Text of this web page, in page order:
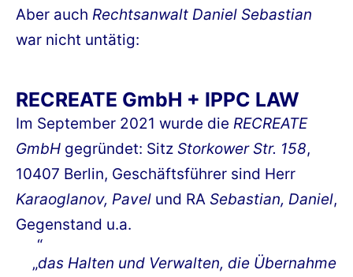
Aber auch Rechtsanwalt Daniel Sebastian
war nicht untätig:
RECREATE GmbH + IPPC LAW
Im September 2021 wurde die RECREATE
GmbH gegründet: Sitz Storkower Str. 158,
10407 Berlin, Geschäftsführer sind Herr
Karaoglanov, Pavel und RA Sebastian, Daniel,
Gegenstand u.a.
„das Halten und Verwalten, die Übernahme